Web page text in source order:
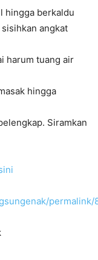
hingga berkaldu
angkat
harum tuang air
hingga
Siramkan